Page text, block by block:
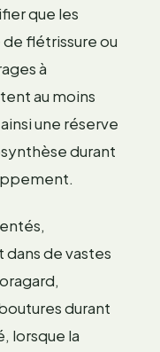
que les
flétrissure ou
à
au moins
une réserve
durant
de vastes
durant
lorsque la